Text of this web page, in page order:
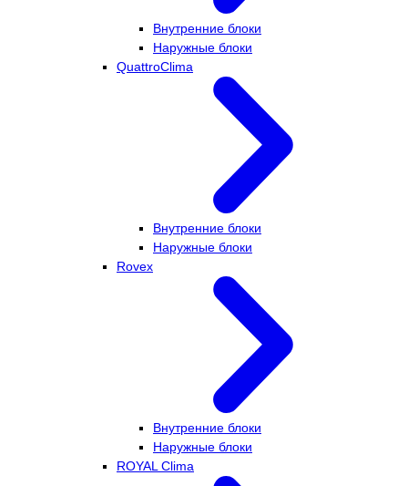
Внутренние блоки
Наружные блоки
QuattroClima
Внутренние блоки
Наружные блоки
Rovex
Внутренние блоки
Наружные блоки
ROYAL Clima